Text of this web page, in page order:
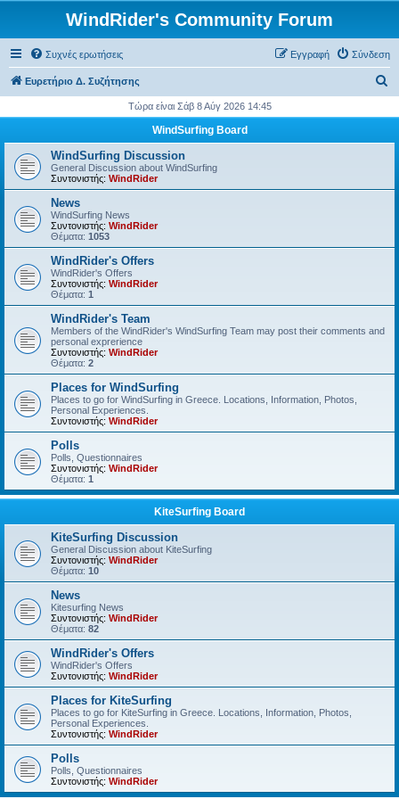
WindRider's Community Forum
Συχνές ερωτήσεις Σύνδεση
Εγγραφή
Ευρετήριο Δ. Συζήτησης
ζ
τ
η
Τώρα είναι Σάβ 8 Αύγ 2026 14:45
WindSurfing Board
WindSurfing Discussion
General Discussion about WindSurfing
Συντονιστής: WindRider
News
WindSurfing News
Συντονιστής: WindRider
Θέματα: 1053
WindRider's Offers
WindRider's Offers
Συντονιστής: WindRider
Θέματα: 1
WindRider's Team
Members of the WindRider's WindSurfing Team may post their comments and
personal exprerience
Συντονιστής: WindRider
Θέματα: 2
Places for WindSurfing
Places to go for WindSurfing in Greece. Locations, Information, Photos,
Personal Experiences.
Συντονιστής: WindRider
Polls
Polls, Questionnaires
Συντονιστής: WindRider
Θέματα: 1
KiteSurfing Board
KiteSurfing Discussion
General Discussion about KiteSurfing
Συντονιστής: WindRider
Θέματα: 10
News
Kitesurfing News
Συντονιστής: WindRider
Θέματα: 82
WindRider's Offers
WindRider's Offers
Συντονιστής: WindRider
Places for KiteSurfing
Places to go for KiteSurfing in Greece. Locations, Information, Photos,
Personal Experiences.
Συντονιστής: WindRider
Polls
Polls, Questionnaires
Συντονιστής: WindRider